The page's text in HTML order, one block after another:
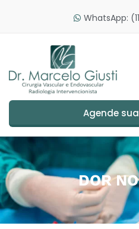
WhatsApp:
Agende
DOR